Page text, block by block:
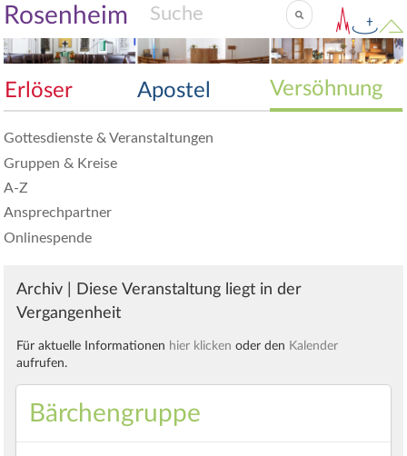
Rosenheim
Erlöser Apostel Versöhnung
Gottesdienste & Veranstaltungen
Gruppen & Kreise
A-Z
Ansprechpartner
Onlinespende
Archiv | Diese Veranstaltung liegt in der
Vergangenheit
Für aktuelle Informationen hier klicken oder den Kalender
aufrufen.
Bärchengruppe